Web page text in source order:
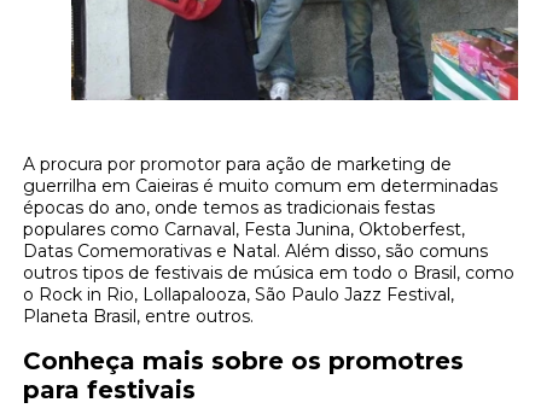
A procura por promotor para ação de marketing de
guerrilha em Caieiras é muito comum em determinadas
épocas do ano, onde temos as tradicionais festas
populares como Carnaval, Festa Junina, Oktoberfest,
Datas Comemorativas e Natal. Além disso, são comuns
outros tipos de festivais de música em todo o Brasil, como
o Rock in Rio, Lollapalooza, São Paulo Jazz Festival,
Planeta Brasil, entre outros.
Conheça mais sobre os promotres
para festivais